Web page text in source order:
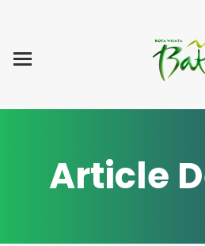
Blog Post
Article